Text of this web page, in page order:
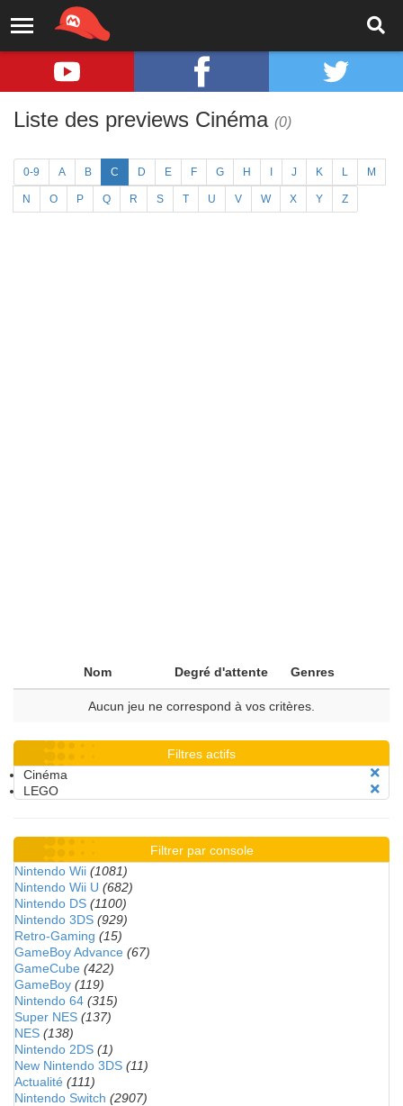
Liste des previews Cinéma (0)
0-9 A B C D E F G H J K L M
N O P Q R S T U V W X Y Z
Nom Degré d'attente Genres
Aucun jeu ne correspond à vos critères.
Filtres actifs
Cinéma
LEGO
Filtrer par console
Nintendo Wii (1081)
Nintendo Wii U (682)
Nintendo DS (1100)
Nintendo 3DS (929)
Retro-Gaming (15)
GameBoy Advance (67)
GameCube (422)
GameBoy (119)
Nintendo 64 (315)
Super NES (137)
NES (138)
Nintendo 2DS (1)
New Nintendo 3DS (11)
Actualité (111)
Nintendo Switch (2907)